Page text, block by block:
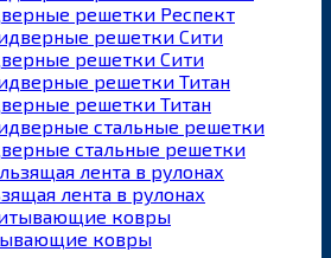
решетки Респект
решетки Сити
решетки Титан
стальные решетки
лента в рулонах
ковры